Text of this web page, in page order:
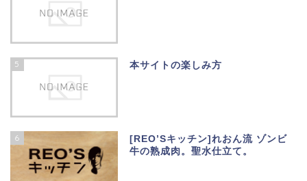
5 本サイトの楽しみ方
6
[REO’Sキッチン]れおん流 ゾンビ
牛の熟成肉。聖水仕立て。